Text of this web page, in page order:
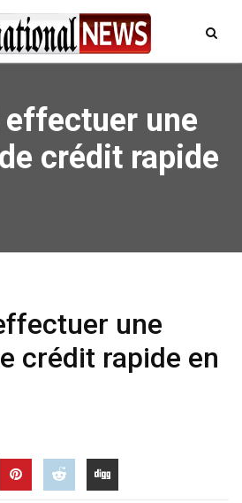
une
crédit rapide
une
crédit rapide en